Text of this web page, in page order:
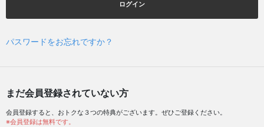
ログイン
パスワードをお忘れですか？
まだ会員登録されていない方
会員登録すると、おトクな３つの特典がございます。ぜひご登録ください。
※会員登録は無料です。